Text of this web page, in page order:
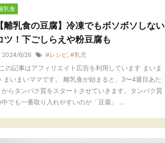
乳食
【離乳食の豆腐】冷凍でもボソボソしない
ツ！下ごしらえや粉豆腐も
2024/6/26 #レシピ #乳児
の記事はアフィリエイト広告を利用しています まいま
まいまいママです。 離乳食が始まると、3〜4週目あた
からタンパク質をスタートさせていきます。タンパク質
中でも一番取り入れやすいのが「豆腐」 ...